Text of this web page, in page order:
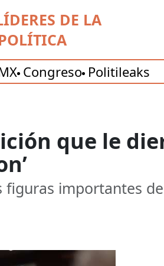
DE LA
Congreso Politileaks
que le
importantes